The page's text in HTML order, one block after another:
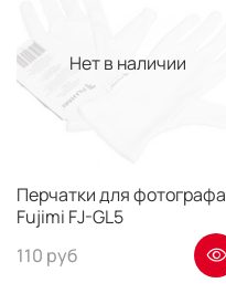
Нет в наличии
Перчатки для фотографа
Fujimi FJ-GL5
110 руб